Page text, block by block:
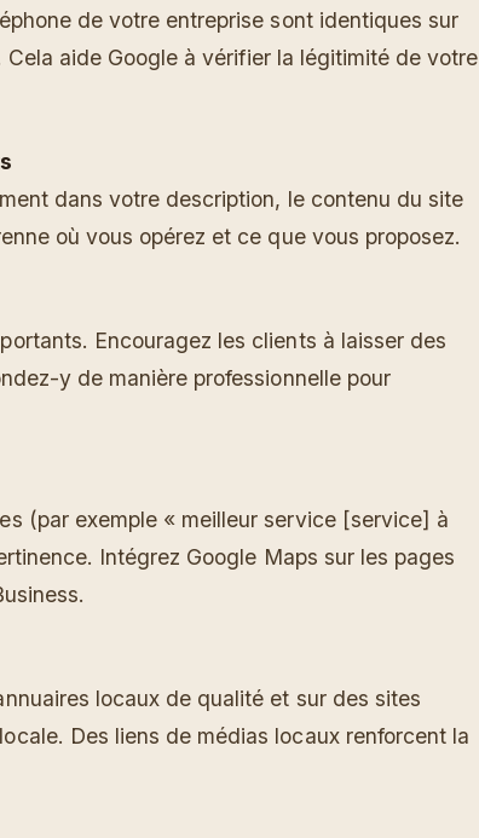
de votre entreprise sont identiques sur
aide Google à vérifier la légitimité de votre
dans votre description, le contenu du site
où vous opérez et ce que vous proposez.
Encouragez les clients à laisser des
y de manière professionnelle pour
(par exemple « meilleur service [service] à
Intégrez Google Maps sur les pages
locaux de qualité et sur des sites
Des liens de médias locaux renforcent la